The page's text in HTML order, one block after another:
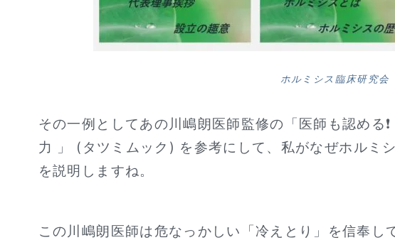
ホルミシス臨床研究会
その一例としてあの川嶋朗医師監修の「医師も認める
力 」 (タツミムック) を参考にして、私がなぜホルミ
を説明しますね。
この川嶋朗医師は危なっかしい「冷えとり」を信奉し